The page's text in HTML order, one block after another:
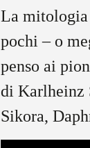
La mitologia
pochi – o
penso ai
di Karlheinz
Sikora,